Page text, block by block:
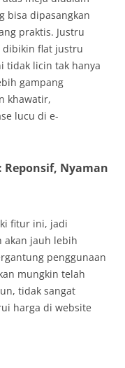
bisa dipasangkan
praktis. Justru
dibikin flat justru
tidak licin tak hanya
gampang
khawatir,
lucu di e-
Reponsif, Nyaman
fitur ini, jadi
akan jauh lebih
penggunaan
mungkin telah
tidak sangat
harga di website